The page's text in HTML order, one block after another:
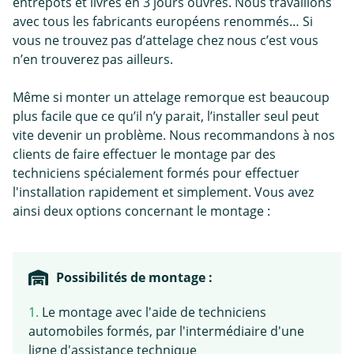
avec tous les fabricants européens renommés… Si
vous ne trouvez pas d’attelage chez nous c’est vous
n’en trouverez pas ailleurs.
Même si monter un attelage remorque est beaucoup
plus facile que ce qu’il n’y parait, l’installer seul peut
vite devenir un problème. Nous recommandons à nos
clients de faire effectuer le montage par des
techniciens spécialement formés pour effectuer
l'installation rapidement et simplement. Vous avez
ainsi deux options concernant le montage :
Possibilités de montage :
1. Le montage avec l'aide de techniciens
automobiles formés, par l'intermédiaire d'une
ligne d'assistance technique